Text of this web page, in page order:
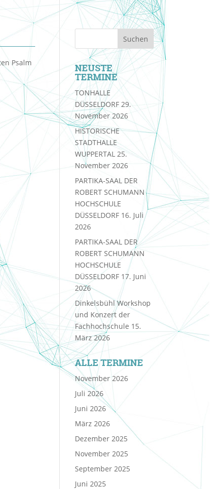
Psalm
NEUSTE
TERMINE
TONHALLE
DÜSSELDORF 29.
November 2026
HISTORISCHE
STADTHALLE
WUPPERTAL 25.
November 2026
PARTIKA-SAAL DER
ROBERT SCHUMANN
HOCHSCHULE
DÜSSELDORF 16. Juli
2026
PARTIKA-SAAL DER
ROBERT SCHUMANN
HOCHSCHULE
DÜSSELDORF 17. Juni
2026
Dinkelsbühl Workshop
und Konzert der
Fachhochschule 15.
März 2026
ALLE TERMINE
November 2026
Juli 2026
Juni 2026
März 2026
Dezember 2025
November 2025
September 2025
Juni 2025